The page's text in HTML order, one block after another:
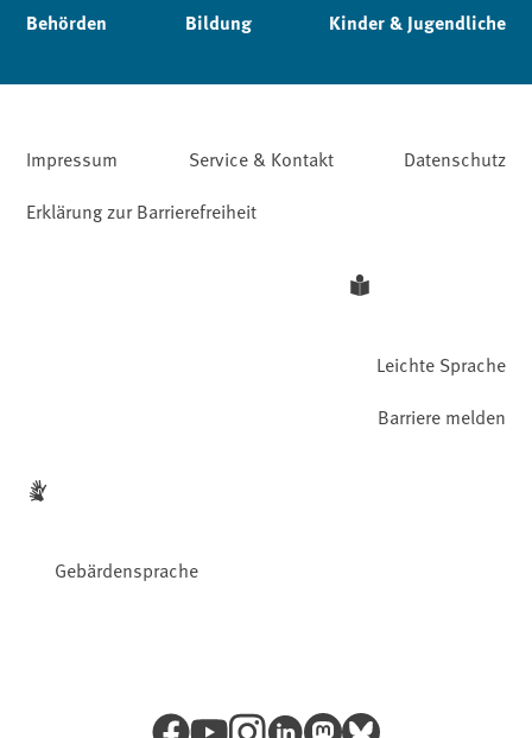
Behörden Bildung Kinder & Jugendliche
Impressum Service & Kontakt
Datenschutz
Erklärung zur Barrierefreiheit
Leichte Sprache
Gebärdensprache
Barriere melden